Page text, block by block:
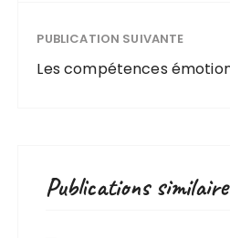
PUBLICATION SUIVANTE
Les compétences
Publications